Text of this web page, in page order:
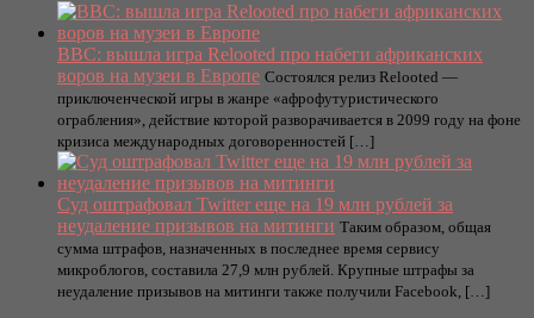
BBC: вышла игра Relooted про набеги африканских
воров на музеи в Европе Состоялся релиз Relooted —
приключенческой игры в жанре «афрофутуристического
ограбления», действие которой разворачивается в 2099 году на фоне
кризиса международных договоренностей […]
Суд оштрафовал Twitter еще на 19 млн рублей за
неудаление призывов на митинги Таким образом, общая
сумма штрафов, назначенных в последнее время сервису
микроблогов, составила 27,9 млн рублей. Крупные штрафы за
неудаление призывов на митинги также получили Facebook, […]